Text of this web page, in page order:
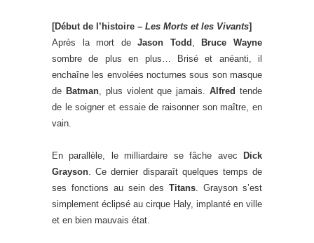
[Début de l’histoire – Les Morts et les Vivants]
Après la mort deJason Todd ,Bruce Wayne
sombre de plus en plus… Brisé et anéanti, il
enchaîne les envolées nocturnes sous son masque
de Batman, plus violent que jamais.Alfred tende
de le soigner et essaie de raisonner son maître, en
vain.
En parallèle, le milliardaire se fâche avec Dick
Grayson . Ce dernier disparaît quelques temps de
ses fonctions au sein desTitans . Grayson s’est
simplement éclipsé au cirque Haly, implanté en ville
et en bien mauvais état.